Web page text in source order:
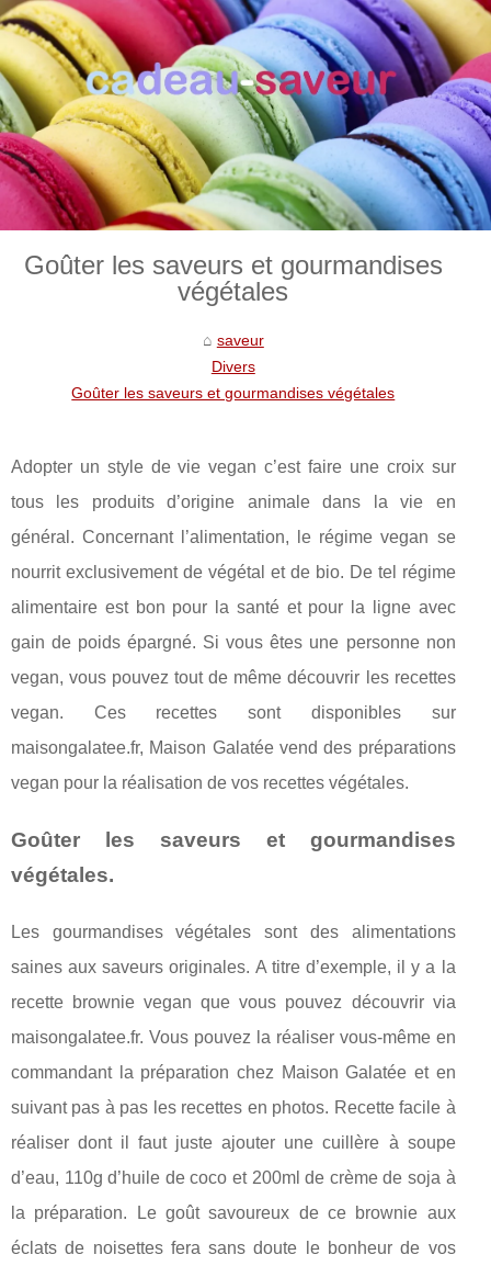
Goûter les saveurs et gourmandises
végétales
saveur
Divers
Goûter les saveurs et gourmandises végétales
Adopter un style de vie vegan c’est faire une croix sur
tous les produits d’origine animale dans la vie en
général. Concernant l’alimentation, le régime vegan se
nourrit exclusivement de végétal et de bio. De tel régime
alimentaire est bon pour la santé et pour la ligne avec
gain de poids épargné. Si vous êtes une personne non
vegan, vous pouvez tout de même découvrir les recettes
vegan. Ces recettes sont disponibles sur
maisongalatee.fr, Maison Galatée vend des préparations
vegan pour la réalisation de vos recettes végétales.
Goûter les saveurs et gourmandises
végétales.
Les gourmandises végétales sont des alimentations
saines aux saveurs originales. A titre d’exemple, il y a la
recette brownie vegan que vous pouvez découvrir via
maisongalatee.fr. Vous pouvez la réaliser vous-même en
commandant la préparation chez Maison Galatée et en
suivant pas à pas les recettes en photos. Recette facile à
réaliser dont il faut juste ajouter une cuillère à soupe
d’eau, 110g d’huile de coco et 200ml de crème de soja à
la préparation. Le goût savoureux de ce brownie aux
éclats de noisettes fera sans doute le bonheur de vos